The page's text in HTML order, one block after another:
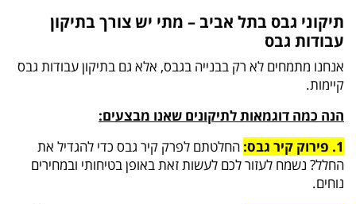
תיקוני גבס בתל אביב – מתי יש צורך בתיקון
עבודות גבס
אנחנו מתמחים לא רק בבנייה בגבס, אלא גם בתיקון עבודות גבס
קיימות.
הנה כמה דוגמאות לתיקונים שאנו מבצעים:
1. פירוק קיר גבס:
החלטתם לפרק קיר גבס כדי להגדיל את
החלל? נשמח לעזור לכם לעשות זאת באופן בטיחותי ובמחירים
נוחים.